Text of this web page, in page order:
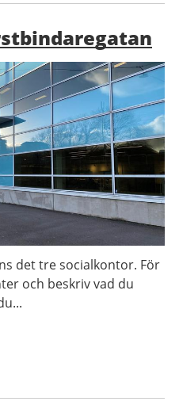
det tre socialkontor. För
och beskriv vad du